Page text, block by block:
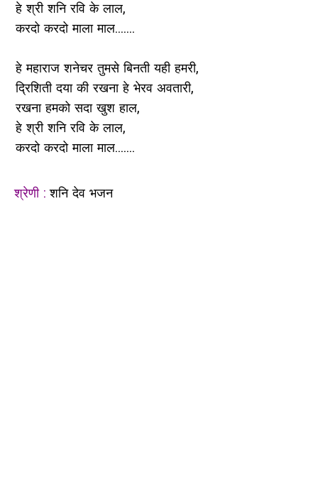
हे श्री शनि रवि के लाल,
करदो करदो माला माल.......
हे महाराज शनेचर तुमसे बिनती यही हमरी,
द्रिशिती दया की रखना हे भेरव अवतारी,
रखना हमको सदा खुश हाल,
हे श्री शनि रवि के लाल,
करदो करदो माला माल.......
श्रेणी :शनि देव भजन